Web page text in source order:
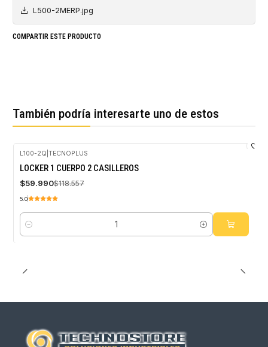
L500-2MERP.jpg
COMPARTIR ESTE PRODUCTO
También podría interesarte uno de estos
-49%
OFF
L100-2Q TECNOPLUS
LOCKER 1 CUERPO 2 CASILLEROS
$59.990$118.557
5.0
Cantidad